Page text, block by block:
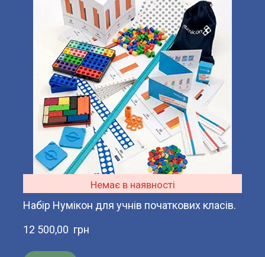
Немає в наявності
Набір Нумікон для учнів початкових класів.
12 500,00  грн